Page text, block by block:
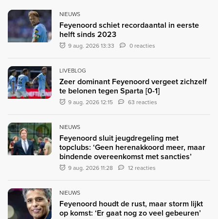
NIEUWS
Feyenoord schiet recordaantal in eerste
helft sinds 2023
9 aug. 2026 13:33 0 reacties
LIVEBLOG
Zeer dominant Feyenoord vergeet zichzelf
te belonen tegen Sparta [0-1]
9 aug. 2026 12:15 63 reacties
NIEUWS
Feyenoord sluit jeugdregeling met
topclubs: ‘Geen herenakkoord meer, maar
bindende overeenkomst met sancties’
9 aug. 2026 11:28 12 reacties
NIEUWS
Feyenoord houdt de rust, maar storm lijkt
op komst: ‘Er gaat nog zo veel gebeuren’